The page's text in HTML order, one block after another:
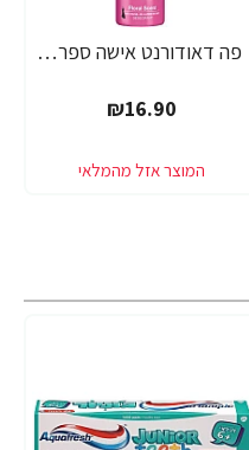
פה דאודורנט אישה ספריי ורוד פינק 200 מ"ל - מבית FA
₪16.90